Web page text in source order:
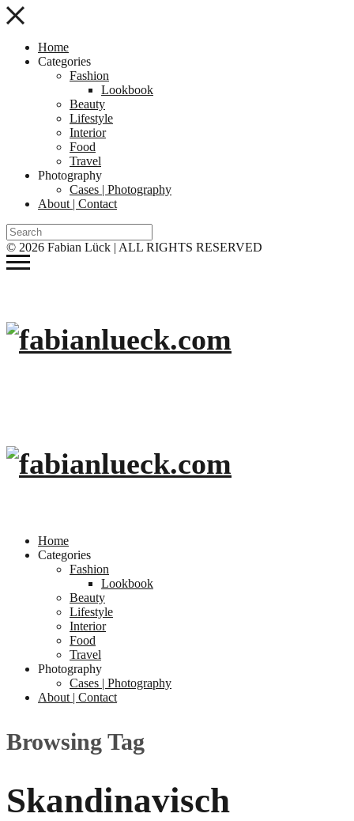
Home
Categories
Fashion
Lookbook
Beauty
Lifestyle
Interior
Food
Travel
Photography
Cases | Photography
About | Contact
© 2026 Fabian Lück | ALL RIGHTS RESERVED
Home
Categories
Fashion
Lookbook
Beauty
Lifestyle
Interior
Food
Travel
Photography
Cases | Photography
About | Contact
Browsing Tag
Skandinavisch